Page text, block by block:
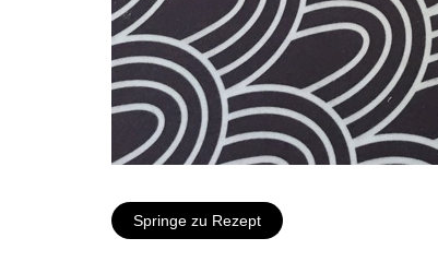
Springe zu Rezept